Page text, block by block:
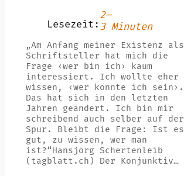
Lesezeit:
2–
3 Minuten
„Am Anfang meiner Existenz als
Schriftsteller hat mich die
Frage ‹wer bin ich› kaum
interessiert. Ich wollte eher
wissen, ‹wer könnte ich sein›.
Das hat sich in den letzten
Jahren geändert. Ich bin mir
schreibend auch selber auf der
Spur. Bleibt die Frage: Ist es
gut, zu wissen, wer man
ist?“Hansjörg Schertenleib
(tagblatt.ch) Der Konjunktiv…